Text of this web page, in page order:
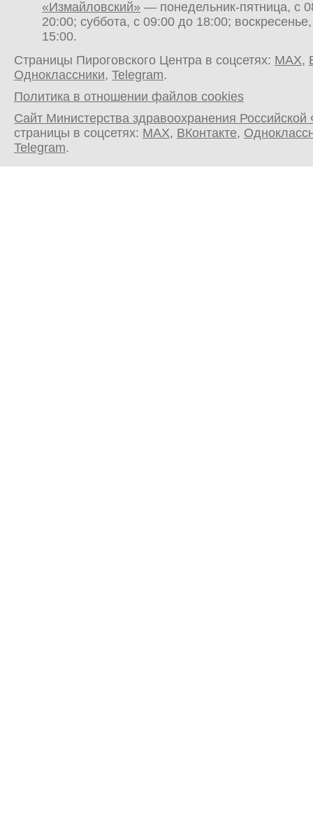
«Измайловский» — понедельник-пятница, с
20:00; суббота, с 09:00 до 18:00;
15:00.
Страницы Пироговского Центра в соцсетях: MAX,
Одноклассники, Telegram.
Политика в отношении файлов cookies
Сайт Министерства здравоохранения
страницы в соцсетях: MAX, ВКонтакте,
Telegram.